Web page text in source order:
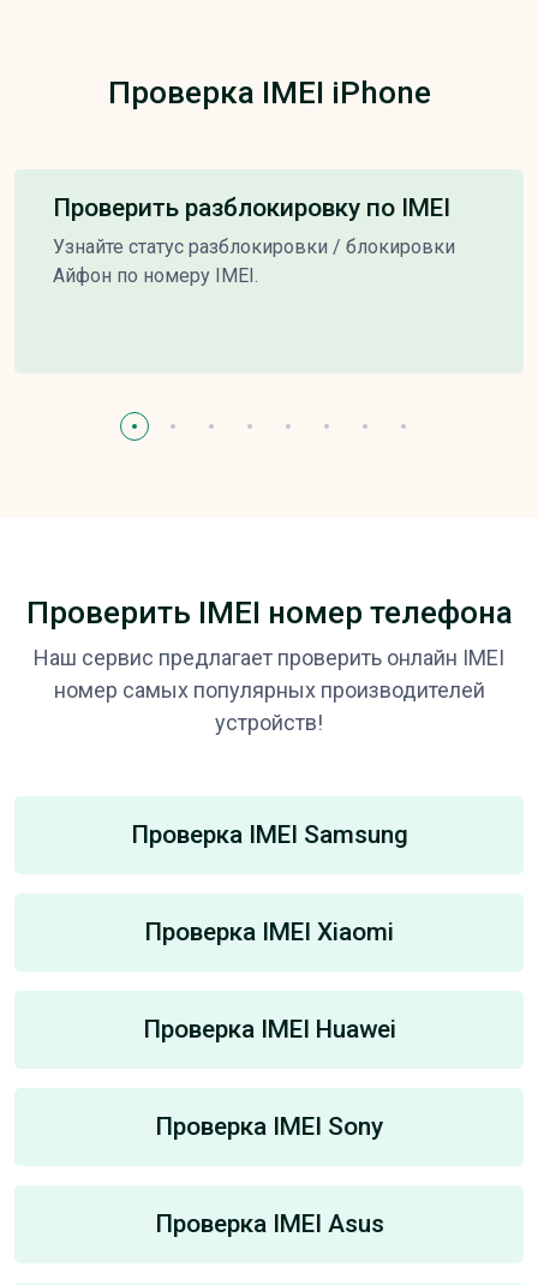
Проверка IMEI iPhone
Проверить разблокировку по IMEI
Узнайте статус разблокировки / блокировки
Айфон по номеру IMEI.
Проверить IMEI номер телефона
Наш сервис предлагает проверить онлайн IMEI
номер самых популярных производителей
устройств!
Проверка IMEI Samsung
Проверка IMEI Xiaomi
Проверка IMEI Huawei
Проверка IMEI Sony
Проверка IMEI Asus